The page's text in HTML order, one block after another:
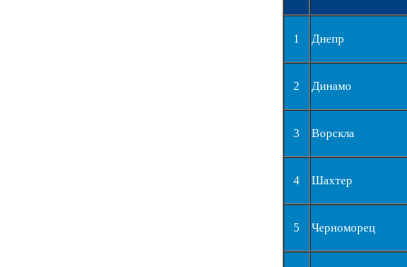
1 Днепр
2 Динамо
3 Ворскла
4 Шахтер
5 Черноморец